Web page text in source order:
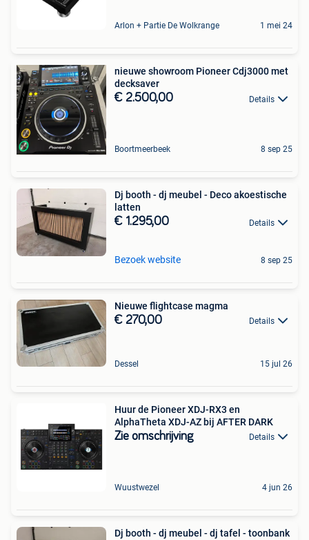
Arlon + Partie De Wolkrange 1 mei 24
nieuwe showroom Pioneer Cdj3000 met
decksaver
€ 2.500,00 Details
Boortmeerbeek 8 sep 25
Dj booth - dj meubel - Deco akoestische
latten
€ 1.295,00 Details
Bezoek website 8 sep 25
Nieuwe flightcase magma
€ 270,00 Details
Dessel 15 jul 26
Huur de Pioneer XDJ-RX3 en
AlphaTheta XDJ-AZ bij AFTER DARK
Zie omschrijving Details
Wuustwezel 4 jun 26
Dj booth - dj meubel - dj tafel - toonbank